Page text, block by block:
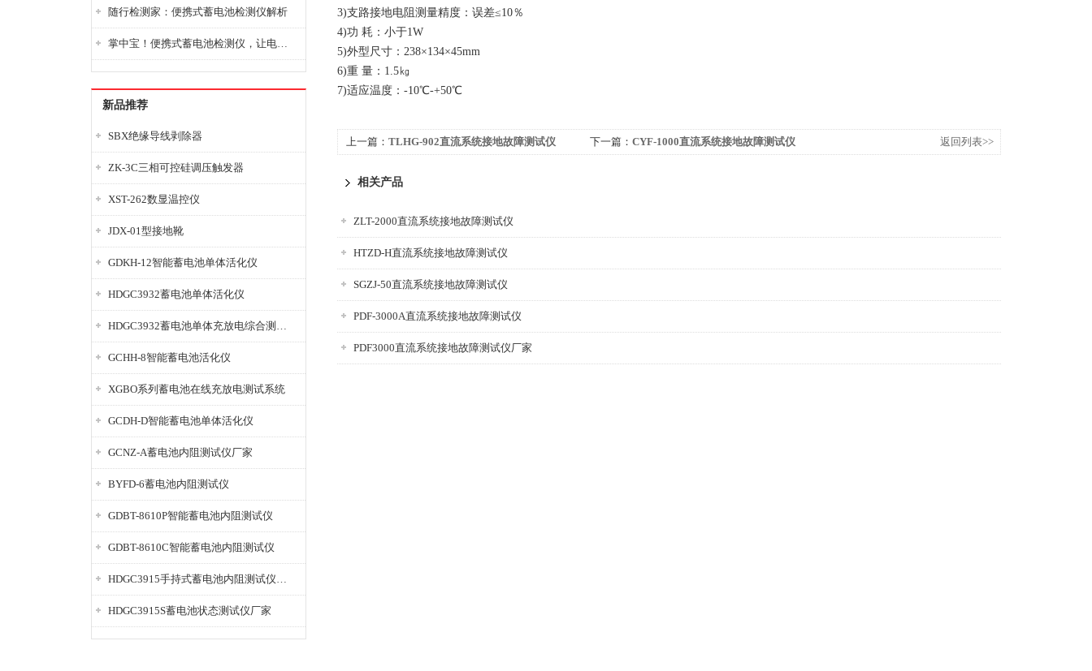
随行检测家：便携式蓄电池检测仪解析
掌中宝！便携式蓄电池检测仪，让电池检测变得简单又快捷！
新品推荐
SBX绝缘导线剥除器
ZK-3C三相可控硅调压触发器
XST-262数显温控仪
JDX-01型接地靴
GDKH-12智能蓄电池单体活化仪
HDGC3932蓄电池单体活化仪
HDGC3932蓄电池单体充放电综合测试仪
GCHH-8智能蓄电池活化仪
XGBO系列蓄电池在线充放电测试系统
GCDH-D智能蓄电池单体活化仪
GCNZ-A蓄电池内阻测试仪厂家
BYFD-6蓄电池内阻测试仪
GDBT-8610P智能蓄电池内阻测试仪
GDBT-8610C智能蓄电池内阻测试仪
HDGC3915手持式蓄电池内阻测试仪厂家
HDGC3915S蓄电池状态测试仪厂家
3)支路接地电阻测量精度：误差≤10％
4)功 耗：小于1W
5)外型尺寸：238×134×45mm
6)重 量：1.5㎏
7)适应温度：-10℃-+50℃
上一篇： TLHG-902直流系统接地故障测试仪 下一篇： CYF-1000直流系统接地故障测试仪 返回列表>>
相关产品
ZLT-2000直流系统接地故障测试仪
HTZD-H直流系统接地故障测试仪
SGZJ-50直流系统接地故障测试仪
PDF-3000A直流系统接地故障测试仪
PDF3000直流系统接地故障测试仪厂家